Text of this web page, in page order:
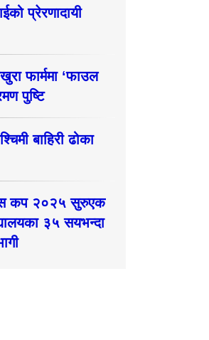
प्रेरणादायी
फार्ममा ‘फाउल
पुष्टि
बाहिरी ढोका
कप २०२५ सुरुएक
३५ सयभन्दा